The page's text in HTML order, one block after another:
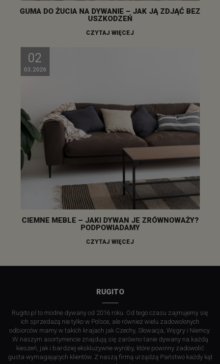
GUMA DO ŻUCIA NA DYWANIE – JAK JĄ ZDJĄĆ BEZ
USZKODZEŃ
CZYTAJ WIĘCEJ
02
03.2026
CIEMNE MEBLE – JAKI DYWAN JE ZRÓWNOWAŻY?
PODPOWIADAMY
CZYTAJ WIĘCEJ
RUGITO
Rugito.pl to modne dywany od 2016 roku. Od tego czasu zajmujemy się
ich sprzedażą nie tylko w Polsce, ale również wielu zadowolonych
odbiorców mamy w takich krajach jak Czechy, Słowacja, Węgry i Niemcy.
W naszym asortymencie znajdują się zarówno tanie dywany na każdą
kieszeń, jak i bardziej ekskluzywne wyroby, które powinny zadowolić
gusta wymagających klientów. Z naszą firmą urządzą Państwo każdy kąt